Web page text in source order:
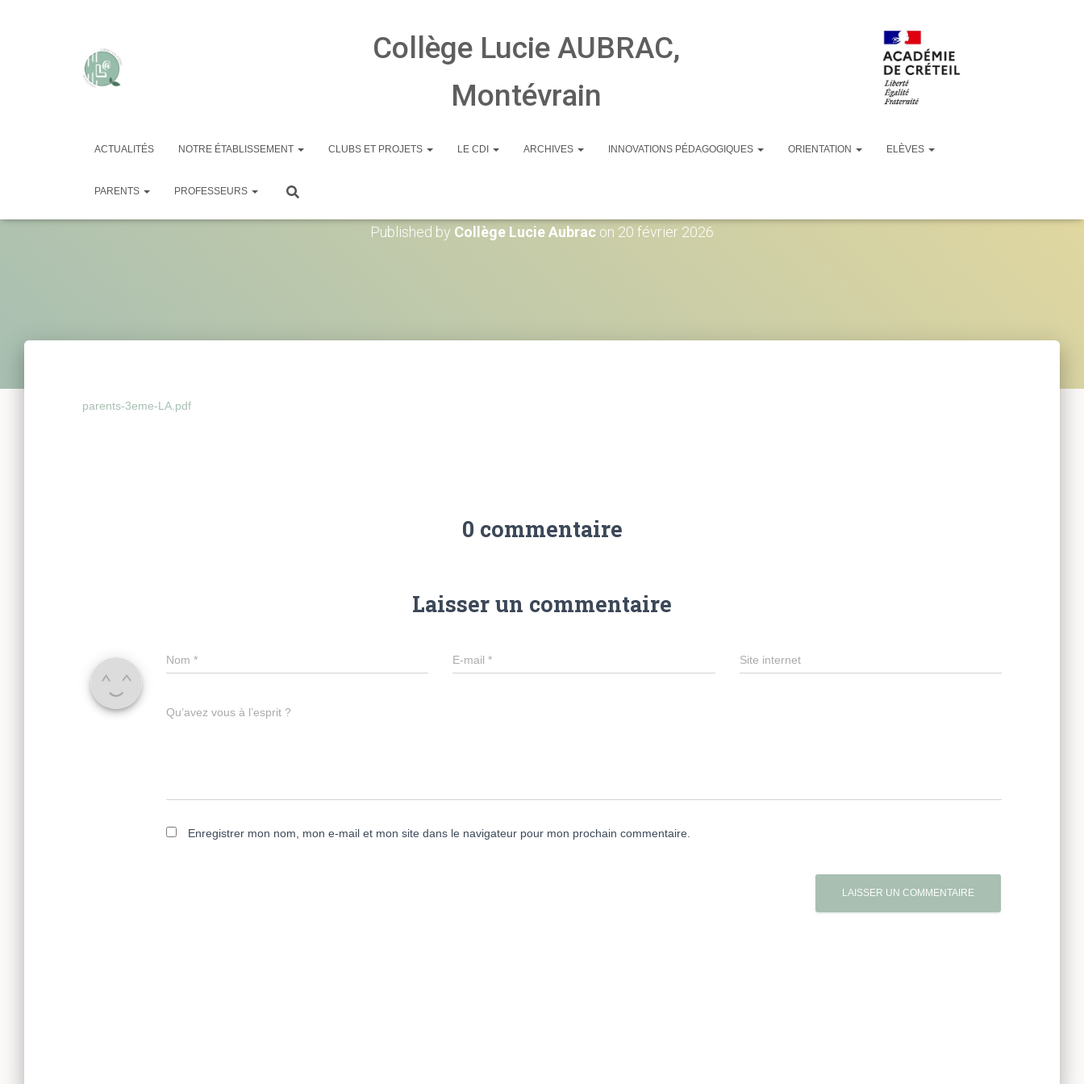
Collège Lucie AUBRAC,
Montévrain
ACTUALITÉS NOTRE ÉTABLISSEMENT CLUBS ET PROJETS LE CDI ARCHIVES INNOVATIONS PÉDAGOGIQUES ORIENTATION ELÈVES
PARENTS PROFESSEURS
Published by Collège Lucie Aubrac on 20 février 2026
parents-3eme-LA.pdf
0 commentaire
Laisser un commentaire
Nom * E-mail* Site internet
Qu’avez vous à l’esprit ?
Enregistrer mon nom, mon e-mail et mon site dans le navigateur pour mon prochain commentaire.